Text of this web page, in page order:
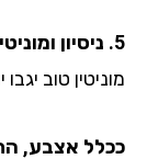
טוב יגבו
אצבע,